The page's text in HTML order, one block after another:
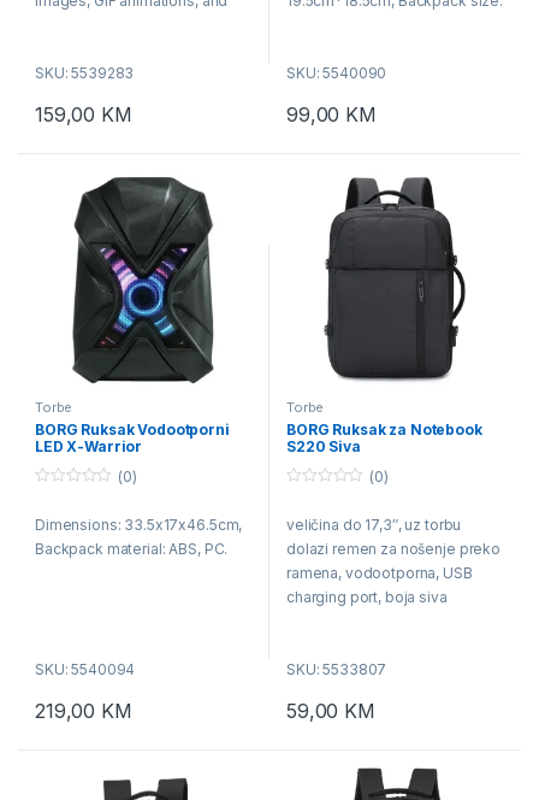
SKU: 5539283
159,00 KM
Power supply mode: mobile
support: text, animation,
SKU: 5540090
99,00 KM
Torbe
BORG Ruksak Vodootporni
LED X-Warrior
u
o
(0)
Dimensions: 33.5x17x46.5cm,
Backpack material: ABS, PC.
SKU: 5540094
219,00 KM
Torbe
BORG Ruksak za Notebook
S220 Siva
u
o
f
5
(0)
veličina do 17,3″, uz torbu
dolazi remen za nošenje preko
ramena, vodootporna, USB
charging port, boja siva
SKU: 5533807
59,00 KM